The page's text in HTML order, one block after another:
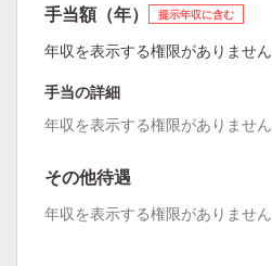
手当額（年） 提示年収に含む
年収を表示する権限がありません
手当の詳細
年収を表示する権限がありません
その他待遇
年収を表示する権限がありません